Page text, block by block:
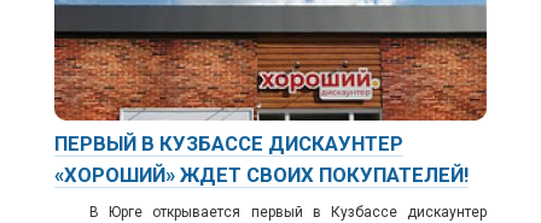
ПЕРВЫЙ В КУЗБАССЕ ДИСКАУНТЕР
«ХОРОШИЙ» ЖДЕТ СВОИХ ПОКУПАТЕЛЕЙ!
В Юрге открывается первый в Кузбассе дискаунтер